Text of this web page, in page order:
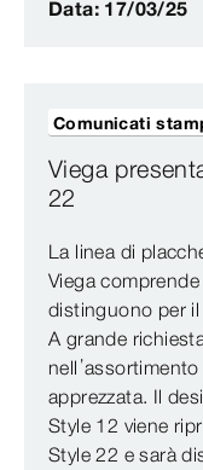
Data: 17/03/25
Viega
22
La linea di
Viega
distinguono per
A grande
apprezzata. Il
Style 12 viene
Style 22 e sarà
Comunicati